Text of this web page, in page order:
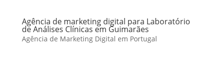
Agência de marketing digital para Laboratório
de Análises Clínicas em Guimarães
Agência de Marketing Digital em Portugal